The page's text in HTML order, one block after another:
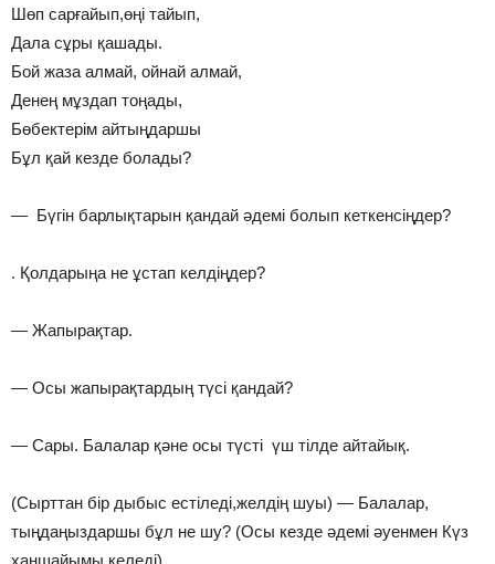
Шөп сарғайып,өңі тайып,
Дала сұры қашады.
Бой жаза алмай, ойнай алмай,
Денең мұздап тоңады,
Бөбектерім айтыңдаршы
Бұл қай кезде болады?
— Бүгін барлықтарын қандай әдемі болып кеткенсіңдер?
. Қолдарыңа не ұстап келдіңдер?
— Жапырақтар.
— Осы жапырақтардың түсі қандай?
— Сары. Балалар қәне осы түсті үш тілде айтайық.
(Сырттан бір дыбыс естіледі,желдің шуы) — Балалар,
тыңдаңыздаршы бұл не шу? (Осы кезде әдемі әуенмен Күз